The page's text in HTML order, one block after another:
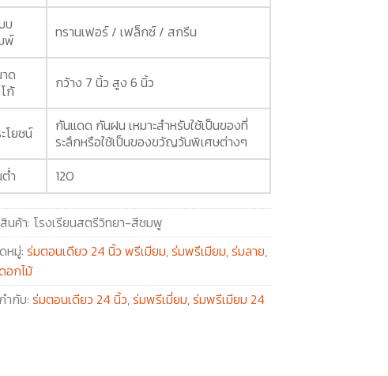
บ
พ์
ทรานเฟอร์ / เฟล็กซ์ / สกรีน
ด
ก้
กว้าง 7 นิ้ว สูง 6 นิ้ว
โยชน์
กันแดด กันฝน เหมาะสำหรับใช้เป็นของที่
ระลึกหรือใช้เป็นของขวัญวันพิเศษต่างๆ
ำ
120
นค้า: โรงเรียนสตรีวิทยา-สีชมพู
หมู่:ร่มตอนเดียว 24 นิ้ว พรีเมียม,ร่มพรีเมียม,ร่มลาย,
อกไม้
ำกับ:ร่มตอนเดียว 24 นิ้ว,ร่มพรีเมี่ยม,ร่มพรีเมียม 24